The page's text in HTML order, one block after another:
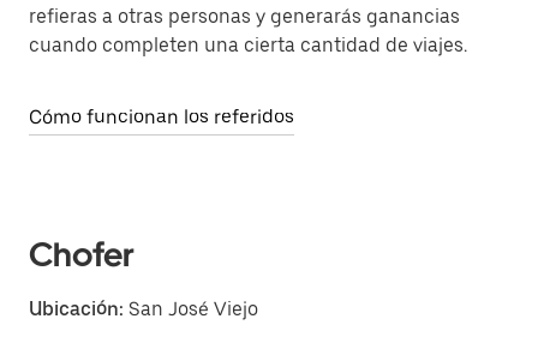
refieras a otras personas y generarás ganancias
cuando completen una cierta cantidad de viajes.
Cómo funcionan los referidos
Chofer
Ubicación: San José Viejo